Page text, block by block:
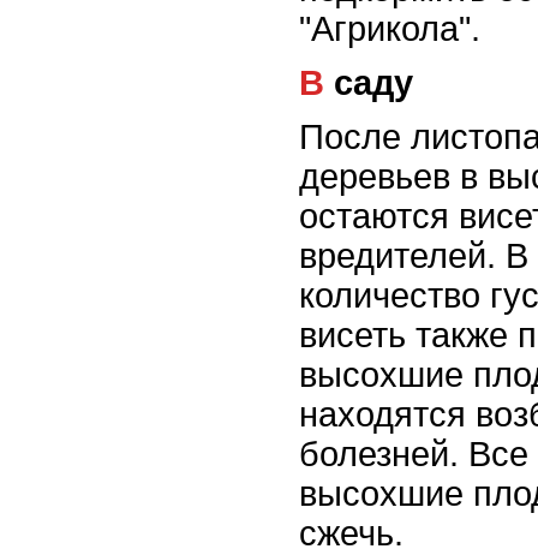
"Агрикола".
В саду
После
деревьев в
остаются
вредителей.
количество
висеть также
высохшие
находятся
болезней. Все
высохшие
сжечь.